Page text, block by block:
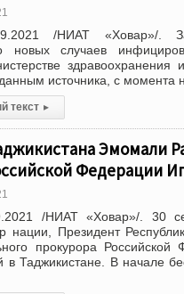
/НИАТ «Ховар»/.
новых случаев
здравоохранения
источника, с момента
текст ▸
Эмомали
Федерации
/НИАТ «Ховар»/. 30
нации, Президент
прокурора
в Таджикистане. В начале